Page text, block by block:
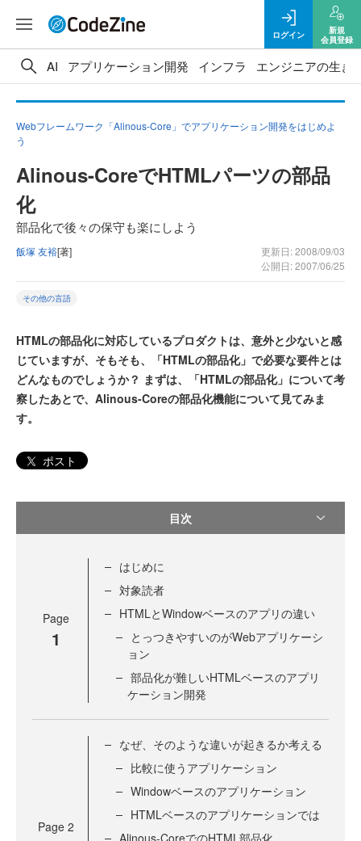
ログイン
新規
会員登録
AI アプリケーション開発 インフラ エンジニアの生き
Webフレームワーク「Alinous-Core」でアプリケーション開発をはじめよ
う
Alinous-CoreでHTMLパーツの部品
化
部品化で後々の保守も楽にしよう
飯塚 友裕[著]
更新日: 2008/09/03
公開日: 2007/06/25
その他の言語
HTMLの部品化に対応しているプロダクトは、意外と少ないと感
じていますが、そもそも、「HTMLの部品化」で必要な要件とは
どんなものでしょうか？ まずは、「HTMLの部品化」について考
察したあとで、Alinous-Coreの部品化機能について見てみま
す。
ポスト
目次
Page
1
はじめに
対象読者
HTMLとWindowベースのアプリの違い
とっつきやすいのがWebアプリケーシ
ョン
部品化が難しいHTMLベースのアプリ
ケーション開発
Page 2
なぜ、そのような違いが起きるか考える
比較に使うアプリケーション
Windowベースのアプリケーション
HTMLベースのアプリケーションでは